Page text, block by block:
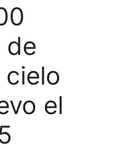
de
cielo
el